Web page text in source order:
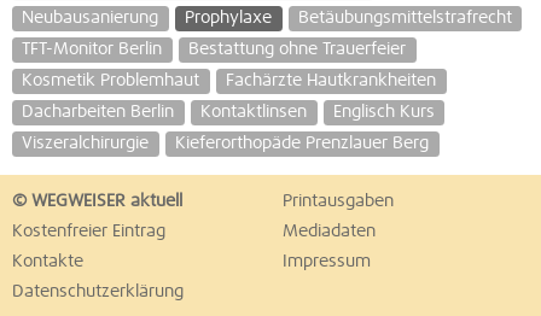
Neubausanierung
Prophylaxe
Betäubungsmittelstrafrecht
TFT-Monitor Berlin
Bestattung ohne Trauerfeier
Kosmetik Problemhaut
Fachärzte Hautkrankheiten
Dacharbeiten Berlin
Kontaktlinsen
Englisch Kurs
Viszeralchirurgie
Kieferorthopäde Prenzlauer Berg
© WEGWEISER aktuell
Printausgaben
Kostenfreier Eintrag
Mediadaten
Kontakte
Impressum
Datenschutzerklärung